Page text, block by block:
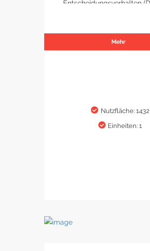
Entscheidungsverhalten
Mehr
Nutzfläche: 1432
Einheiten: 1